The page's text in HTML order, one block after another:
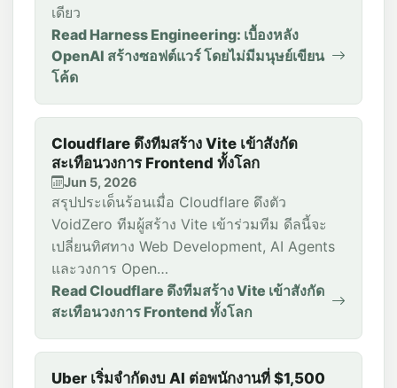
เดียว
Read Harness Engineering: เบื้องหลัง
OpenAI สร้างซอฟต์แวร์ โดยไม่มีมนุษย์เขียน
โค้ด
Cloudflare ดึงทีมสร้าง Vite เข้าสังกัด
สะเทือนวงการ Frontend ทั้งโลก
Jun 5, 2026
สรุปประเด็นร้อนเมื่อ Cloudflare ดึงตัว
VoidZero ทีมผู้สร้าง Vite เข้าร่วมทีม ดีลนี้จะ
เปลี่ยนทิศทาง Web Development, AI Agents
และวงการ Open…
Read Cloudflare ดึงทีมสร้าง Vite เข้าสังกัด
สะเทือนวงการ Frontend ทั้งโลก
Uber เริ่มจำกัดงบ AI ต่อพนักงานที่ $1,500